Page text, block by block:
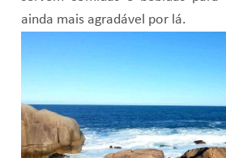
ainda mais agradável por lá.